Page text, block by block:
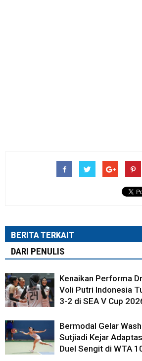
BERITA TERKAIT
DARI PENULIS
Kenaikan Performa
Voli Putri Indonesia
3-2 di SEA V Cup
Bermodal Gelar
Sutjiadi Kejar
Duel Sengit di WTA